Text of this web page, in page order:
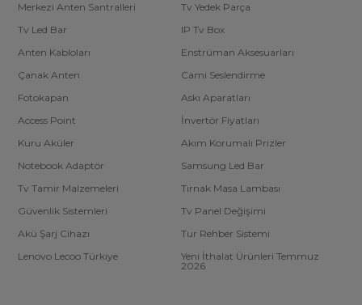
Merkezi Anten Santralleri
Tv Yedek Parça
Tv Led Bar
IP Tv Box
Anten Kabloları
Enstrüman Aksesuarları
Çanak Anten
Cami Seslendirme
Fotokapan
Askı Aparatları
Access Point
İnvertör Fiyatları
Kuru Aküler
Akım Korumalı Prizler
Notebook Adaptör
Samsung Led Bar
Tv Tamir Malzemeleri
Tırnak Masa Lambası
Güvenlik Sistemleri
Tv Panel Değişimi
Akü Şarj Cihazı
Tur Rehber Sistemi
Lenovo Lecoo Türkiye
Yeni İthalat Ürünleri Temmuz
2026